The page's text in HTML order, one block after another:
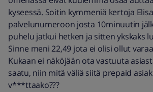
kyseessä. Soitin kymmeniä kertoja
palvelunumeroon josta 10minuutin
puhelu jatkui hetken ja sitten ykskaks
Sinne meni 22,49 jota ei olisi ollut
Kukaan ei näköjään ota vastuuta
saatu, niin mitä väliä siitä prepaid
v***ttaako???